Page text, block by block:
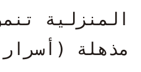
المنزلية
مذهلة